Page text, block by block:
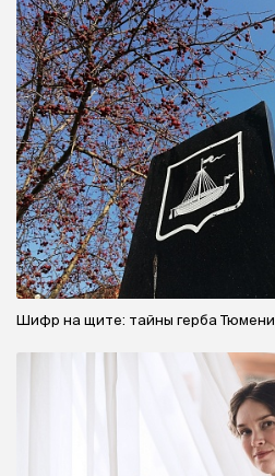
Шифр на щите: тайны герба Тюмени